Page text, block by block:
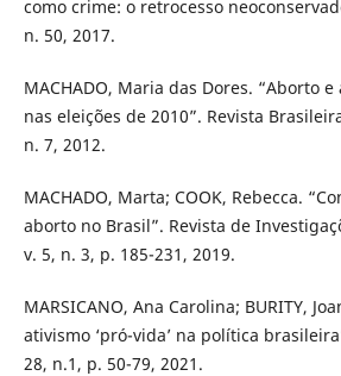
como crime: o retrocesso
n. 50, 2017.
MACHADO, Maria das Dores. “Aborto
nas eleições de 2010”. Revista
n. 7, 2012.
MACHADO, Marta; COOK, Rebecca.
aborto no Brasil”. Revista de
v. 5, n. 3, p. 185-231, 2019.
MARSICANO, Ana Carolina; BURITY,
ativismo ‘pró-vida’ na política
28, n.1, p. 50-79, 2021.